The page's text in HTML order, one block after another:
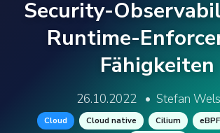
Security-
Runtime-
Fähigkeiten
26.10.2022 • Stefan
Cloud Cloud native Cilium eBPF